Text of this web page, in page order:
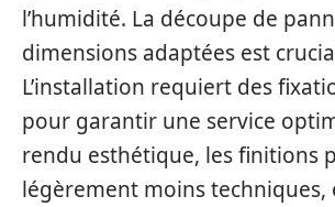
l’humidité. La découpe de
dimensions adaptées est
L’installation requiert des
pour garantir une service
rendu esthétique, les finitions
légèrement moins techniques,